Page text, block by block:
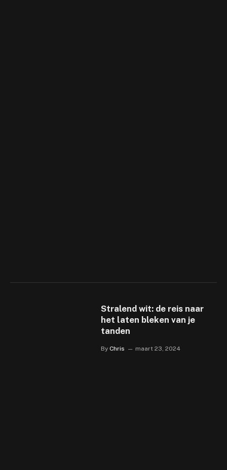
Stralend wit: de reis naar
het laten bleken van je
tanden
By Chris maart 23, 2024